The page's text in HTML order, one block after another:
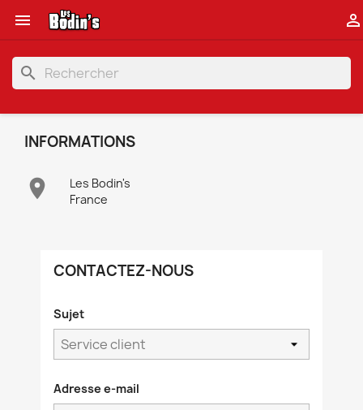
 
search
INFORMATIONS

Les Bodin's
France
CONTACTEZ-NOUS
Sujet
Adresse e-mail